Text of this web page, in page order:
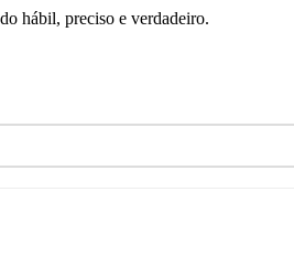
hábil, preciso e verdadeiro.